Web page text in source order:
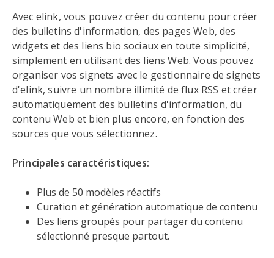
Avec elink, vous pouvez créer du contenu pour créer
des bulletins d'information, des pages Web, des
widgets et des liens bio sociaux en toute simplicité,
simplement en utilisant des liens Web. Vous pouvez
organiser vos signets avec le gestionnaire de signets
d'elink, suivre un nombre illimité de flux RSS et créer
automatiquement des bulletins d'information, du
contenu Web et bien plus encore, en fonction des
sources que vous sélectionnez.
Principales caractéristiques:
Plus de 50 modèles réactifs
Curation et génération automatique de contenu
Des liens groupés pour partager du contenu
sélectionné presque partout.